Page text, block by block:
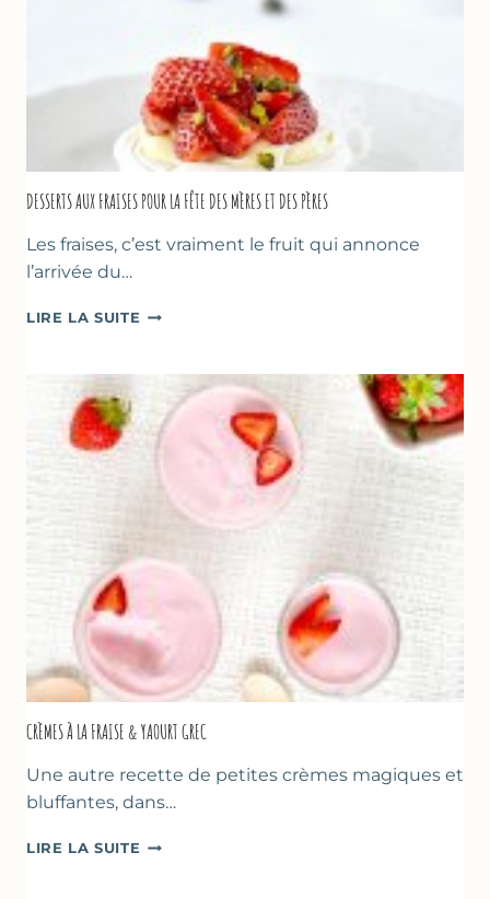
DESSERTS AUX FRAISES POUR LA FÊTE DES MÈRES ET DES PÈRES
Les fraises, c’est vraiment le fruit qui annonce
l’arrivée du…
LIRE LA SUITE DESSERTS
POUR
FÊTE
DES
CRÈMES À LA FRAISE & YAOURT GREC
Une autre recette de petites crèmes magiques et
bluffantes, dans…
LIRE LA SUITE CRÈMES